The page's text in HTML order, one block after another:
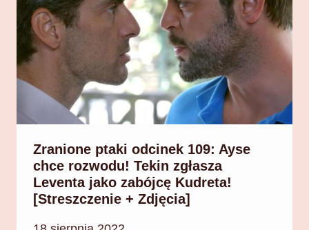
Zranione ptaki odcinek 109: Ayse
chce rozwodu! Tekin zgłasza
Leventa jako zabójcę Kudreta!
[Streszczenie + Zdjęcia]